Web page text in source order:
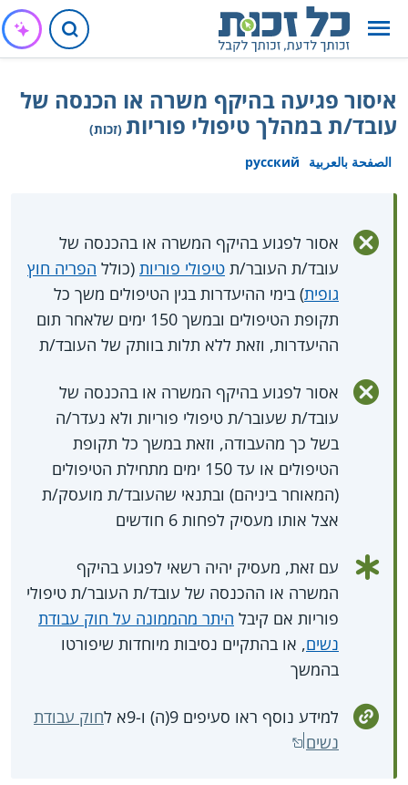
איסור פגיעה בהיקף משרה או הכנסה של
עובד/ת במהלך טיפולי פוריות (זכות)
الصفحة بالعربية
русский
אסור לפגוע בהיקף המשרה או בהכנסה של
עובד/ת העובר/ת טיפולי פוריות (כולל הפריה חוץ
גופית) בימי ההיעדרות בגין הטיפולים משך כל
תקופת הטיפולים ובמשך 150 ימים שלאחר תום
ההיעדרות, וזאת ללא תלות בוותק של העובד/ת
אסור לפגוע בהיקף המשרה או בהכנסה של
עובד/ת שעובר/ת טיפולי פוריות ולא נעדר/ה
בשל כך מהעבודה, וזאת במשך כל תקופת
הטיפולים או עד 150 ימים מתחילת הטיפולים
(המאוחר ביניהם) ובתנאי שהעובד/ת מועסק/ת
אצל אותו מעסיק לפחות 6 חודשים
עם זאת, מעסיק יהיה רשאי לפגוע בהיקף
המשרה או ההכנסה של עובד/ת העובר/ת טיפולי
פוריות אם קיבל היתר מהממונה על חוק עבודת
נשים, או בהתקיים נסיבות מיוחדות שיפורטו
בהמשך
למידע נוסף ראו סעיפים 9(ה) ו-9א ל
חוק עבודת
נשים